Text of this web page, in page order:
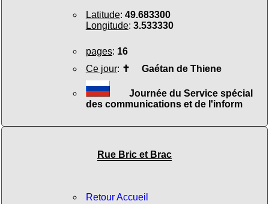
Latitude: 49.683300
Longitude: 3.533330
pages: 16
Ce jour: ✝ Gaétan de Thiene
Journée du Service spécial
des communications et de l'inform
Rue Bric et Brac
Retour Accueil